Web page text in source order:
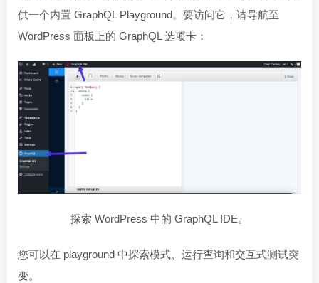
供一个内置 GraphQL Playground。要访问它，请导航至
WordPress 面板上的 GraphQL 选项卡：
探索 WordPress 中的 GraphQL IDE。
您可以在 playground 中探索模式、运行查询和交互式测试突
变。